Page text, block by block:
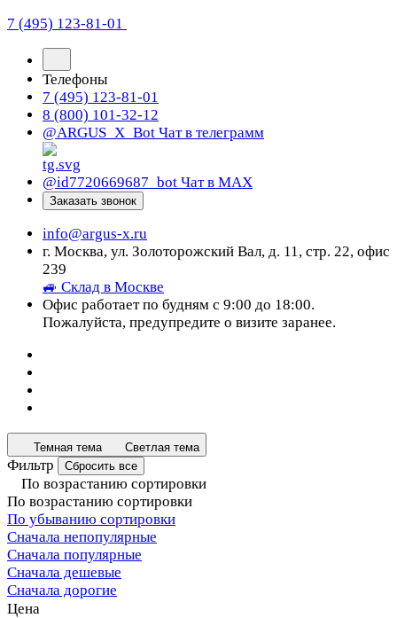
7 (495) 123-81-01
Телефоны
7 (495) 123-81-01
8 (800) 101-32-12
@ARGUS_X_Bot Чат в телеграмм
@id7720669687_bot Чат в МАХ
Заказать звонок
info@argus-x.ru
г. Москва, ул. Золоторожский Вал, д. 11, стр. 22, офис
239
🚙 Склад в Москве
Офис работает по будням с 9:00 до 18:00.
Пожалуйста, предупредите о визите заранее.
Темная тема Светлая тема
Фильтр Сбросить все
По возрастанию сортировки
По возрастанию сортировки
По убыванию сортировки
Сначала непопулярные
Сначала популярные
Сначала дешевые
Сначала дорогие
Цена